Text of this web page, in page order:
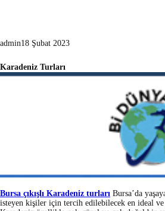
admin18 Şubat 2023
Karadeniz Turları
Bursa çıkışlı Karadeniz turları Bursa’da
isteyen kişiler için tercih edilebilecek en ideal